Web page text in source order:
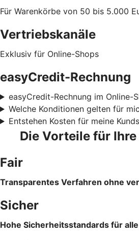
Für Warenkörbe von 50 bis 5.000
Vertriebskanäle
Exklusiv für Online-Shops
easyCredit-Rechnung
easyCredit-Rechnung im Online-
Welche Konditionen gelten für
Entstehen Kosten für meine
Die Vorteile für
Fair
Transparentes Verfahren ohne
Sicher
Hohe Sicherheitsstandards für